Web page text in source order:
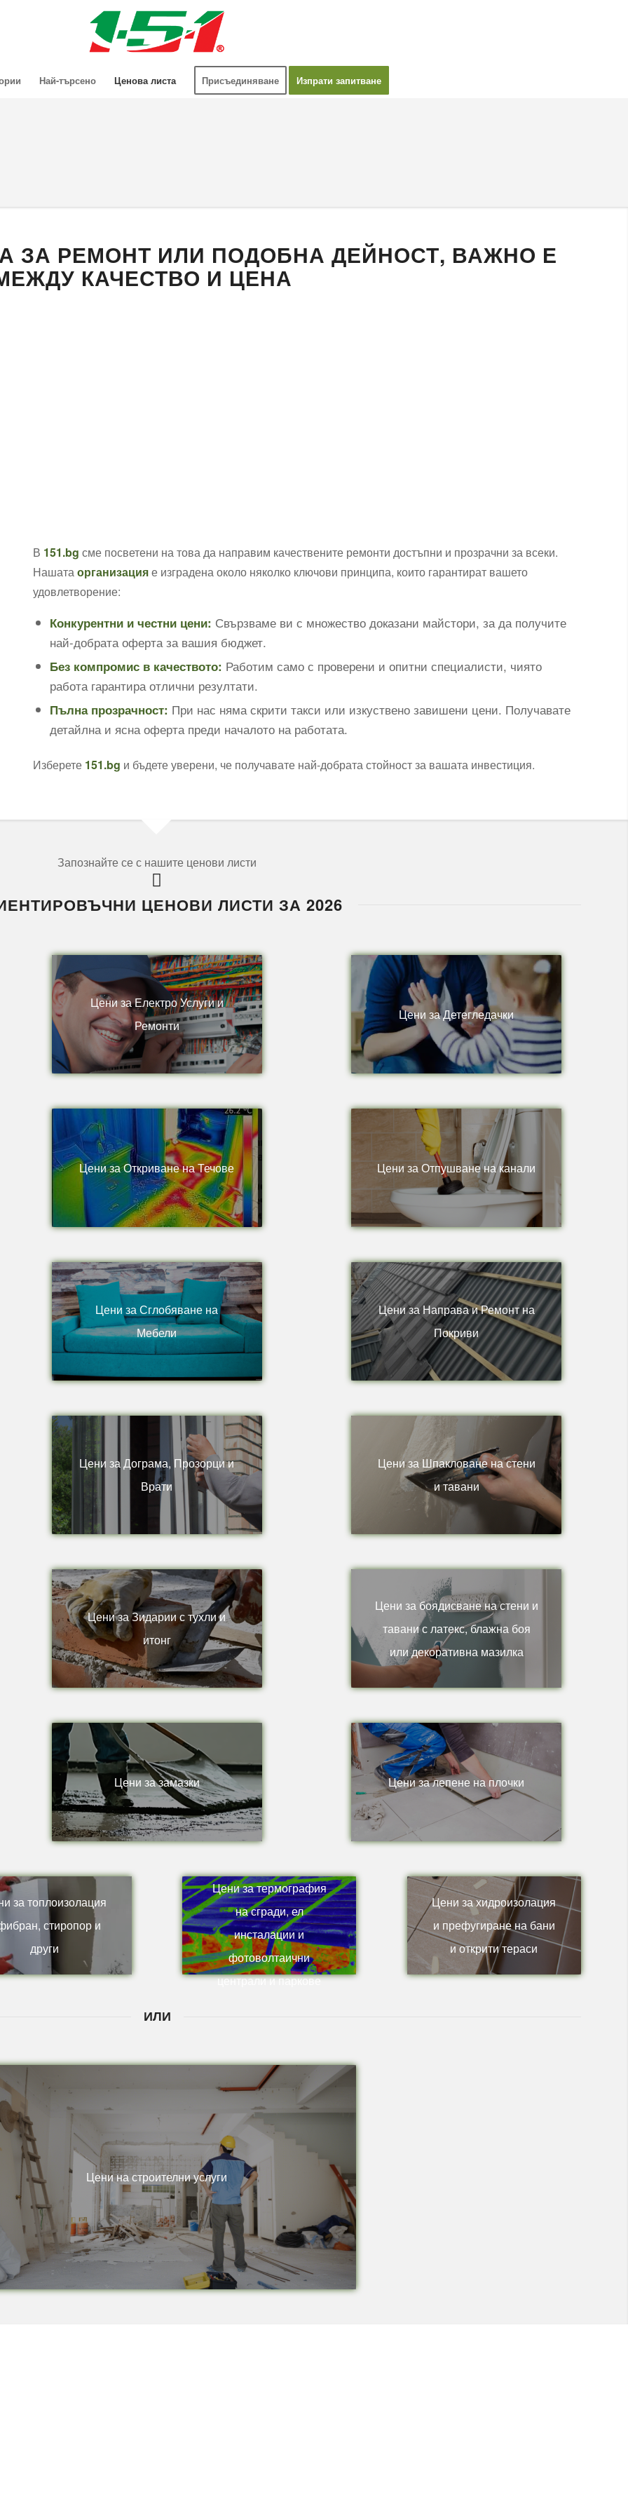
Най-търсено Ценова листа Присъединяване Изпрати запитване
ЗА РЕМОНТ ИЛИ ПОДОБНА ДЕЙНОСТ, ВАЖНО Е
КАЧЕСТВО И ЦЕНА
В 151.bg сме посветени на това да направим качествените ремонти достъпни и прозрачни за всеки.
Нашатаорганизацияе изградена около няколко ключови принципа, които гарантират вашето
удовлетворение:
Конкурентни и честни цени: Свързваме ви с множество доказани майстори, за да получите
най-добрата оферта за вашия бюджет.
Без компромис в качеството: Работим само с проверени и опитни специалисти, чиято
работа гарантира отлични резултати.
Пълна прозрачност: При нас няма скрити такси или изкуствено завишени цени. Получавате
детайлна и ясна оферта преди началото на работата.
Изберете 151.bg и бъдете уверени, че получавате най-добрата стойност за вашата инвестиция.
Запознайте се с нашите ценови листи
ЦЕНОВИ ЛИСТИ ЗА 2026
Цени за Електро Услуги и
Ремонти
Цени за Детегледачки
Цени за Откриване на Течове Цени за Отпушване на канали
Цени за Сглобяване на
Мебели
Цени за Направа и Ремонт на
Покриви
Цени за Дограма, Прозорци и
Врати
Цени за Шпакловане на стени
и тавани
Цени за Зидарии с тухли и
итонг
Цени за боядисване на стени и
тавани с латекс, блажна боя
или декоративна мазилка
Цени за замазки Цени за лепене на плочки
за топлоизолация
стиропор и
други
Цени за термография
на сгради, ел
инсталации и
фотоволтаични
централи и паркове
Цени за хидроизолация
и префугиране на бани
и открити тераси
ИЛИ
Цени на строителни услуги